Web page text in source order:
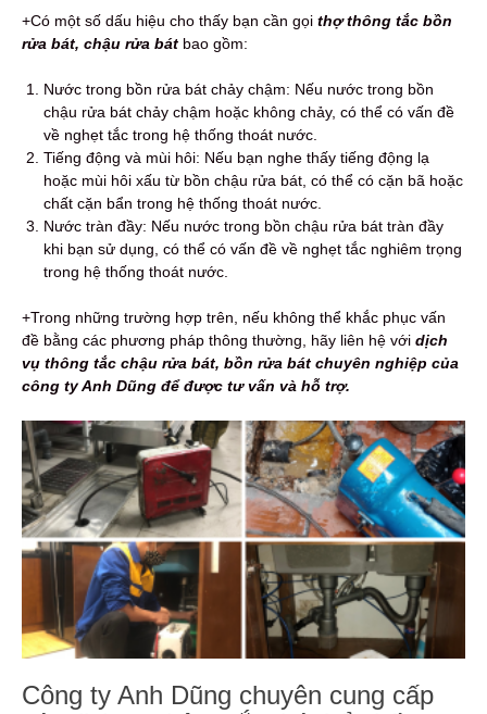
+Có một số dấu hiệu cho thấy bạn cần gọi thợ thông tắc bồn
rửa bát, chậu rửa bát bao gồm:
Nước trong bồn rửa bát chảy chậm: Nếu nước trong bồn
chậu rửa bát chảy chậm hoặc không chảy, có thể có vấn đề
về nghẹt tắc trong hệ thống thoát nước.
Tiếng động và mùi hôi: Nếu bạn nghe thấy tiếng động lạ
hoặc mùi hôi xấu từ bồn chậu rửa bát, có thể có cặn bã hoặc
chất cặn bẩn trong hệ thống thoát nước.
Nước tràn đầy: Nếu nước trong bồn chậu rửa bát tràn đầy
khi bạn sử dụng, có thể có vấn đề về nghẹt tắc nghiêm trọng
trong hệ thống thoát nước.
+Trong những trường hợp trên, nếu không thể khắc phục vấn
đề bằng các phương pháp thông thường, hãy liên hệ với dịch
vụ thông tắc chậu rửa bát, bồn rửa bát chuyên nghiệp của
công ty Anh Dũng để được tư vấn và hỗ trợ.
Công ty Anh Dũng chuyên cung cấp